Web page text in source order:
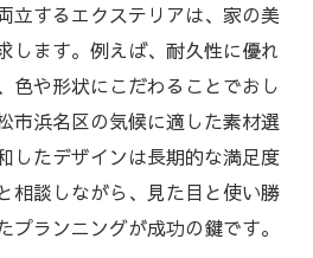
立するエクステリアは、家の美
します。例えば、耐久性に優れ
色や形状にこだわることでおし
市浜名区の気候に適した素材選
したデザインは長期的な満足度
相談しながら、見た目と使い勝
プランニングが成功の鍵です。